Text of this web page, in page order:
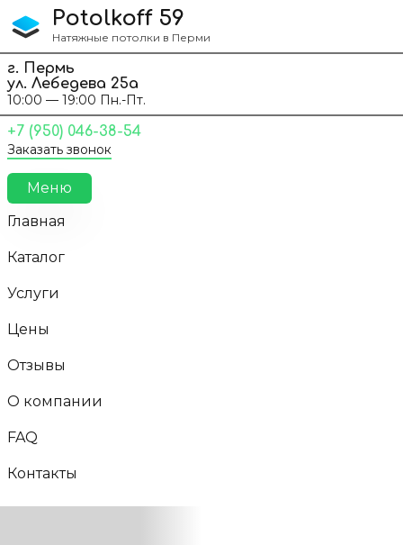
Перейти к содержанию
Potolkoff 59
Натяжные потолки в Перми
г. Пермь
ул. Лебедева 25а
10:00 — 19:00 Пн.-Пт.
+7 (950) 046-38-54
Заказать звонок
Меню
Главная
Каталог
Услуги
Цены
Отзывы
О компании
FAQ
Контакты